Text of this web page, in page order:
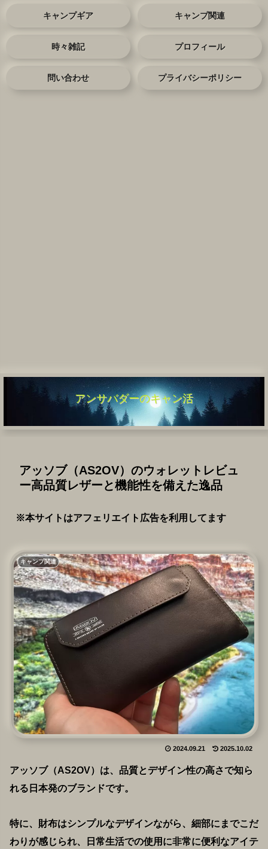
アンサバダーのキャン活
キャンプギア キャンプ関連
時々雑記 プロフィール
問い合わせ プライバシーポリシー
アッソブ（AS2OV）のウォレットレビュ
ー高品質レザーと機能性を備えた逸品
※本サイトはアフェリエイト広告を利用してます
キャンプ関連
2024.09.21 2025.10.02
アッソブ（AS2OV）は、品質とデザイン性の高さで知ら
れる日本発のブランドです。
特に、財布はシンプルなデザインながら、細部にまでこだ
わりが感じられ、日常生活での使用に非常に便利なアイテ